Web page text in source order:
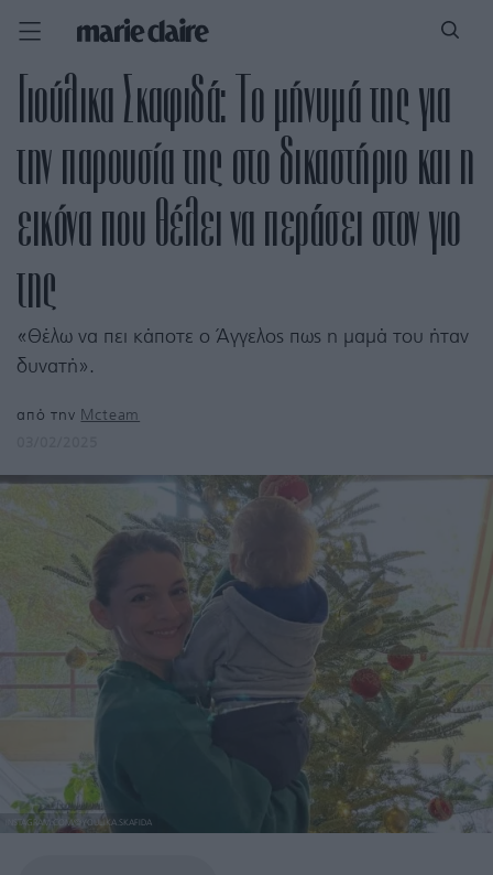
Γιούλικα Σκαφιδά: Το μήνυμά της για
την παρουσία της στο δικαστήριο και η
εικόνα που θέλει να περάσει στον γιο
της
«Θέλω να πει κάποτε ο Άγγελος πως η μαμά του ήταν
δυνατή».
από την Mcteam
INSTAGRAM.COM/@YOULIKA.SKAFIDA